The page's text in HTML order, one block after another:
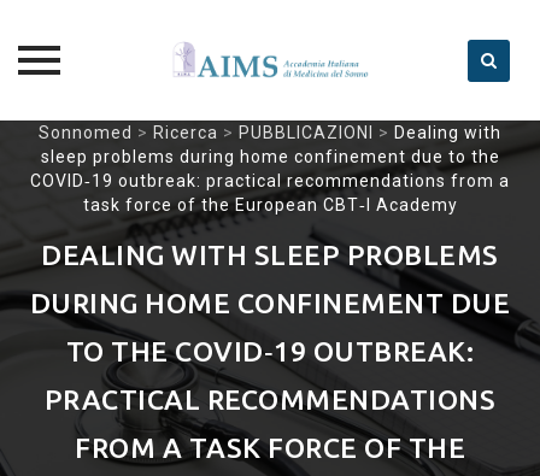
Skip
content
Sonnomed > Ricerca > PUBBLICAZIONI > Dealing with
sleep problems during home confinement due to the
COVID‐19 outbreak: practical recommendations from a
task force of the European CBT‐I Academy
DEALING WITH SLEEP PROBLEMS
DURING HOME CONFINEMENT DUE
TO THE COVID‐19 OUTBREAK:
PRACTICAL RECOMMENDATIONS
FROM A TASK FORCE OF THE